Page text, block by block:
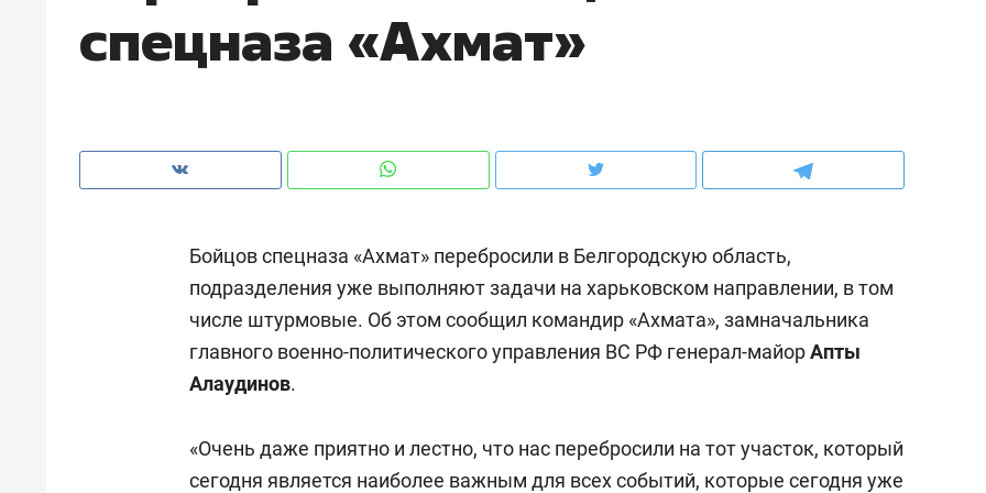
спецназа «Ахмат»
Бойцов спецназа «Ахмат» перебросили в Белгородскую область,
подразделения уже выполняют задачи на харьковском направлении, в том
числе штурмовые. Об этом сообщил командир «Ахмата», замначальника
главного военно-политического управления ВС РФ генерал-майорАпты
Алаудинов.
«Очень даже приятно и лестно, что нас перебросили на тот участок, который
сегодня является наиболее важным для всех событий, которые сегодня уже
рынки, почему надо знать аксакалов и
чем интересен Оман?
клиентах и чудных запросах мастеров
создают оазис жилого
комфорта под Казанью
150 камер до квартиры и Face
ID вместо ключа: какой будет
безопасность в ЖК «Нова»
природе, работа
с ментальным и